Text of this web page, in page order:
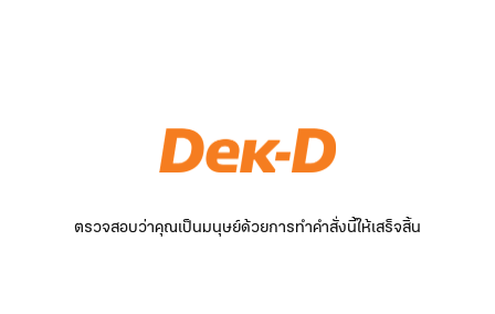
ตรวจสอบว่าคุณเป็นมนุษย์ด้วยการทำคำสั่งนี้ให้เสร็จสิ้น